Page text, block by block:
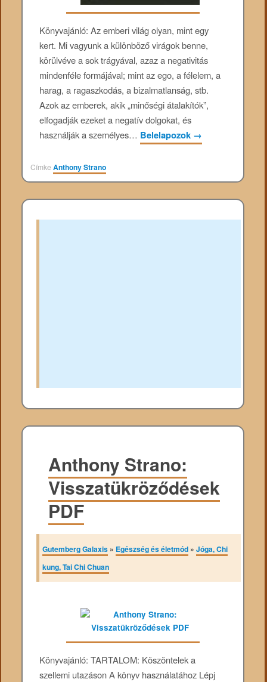
Könyvajánló: Az emberi világ olyan, mint egy
kert. Mi vagyunk a különböző virágok benne,
körülvéve a sok trágyával, azaz a negativitás
mindenféle formájával; mint az ego, a félelem, a
harag, a ragaszkodás, a bizalmatlanság, stb.
Azok az emberek, akik „minőségi átalakítók”,
elfogadják ezeket a negatív dolgokat, és
használják a személyes… Belelapozok →
CímkeAnthony Strano
Anthony Strano:
Visszatükröződések
PDF
Gutemberg Galaxis » Egészség és életmód »Jóga, Chi
kung, Tai Chi Chuan
Könyvajánló: TARTALOM: Köszöntelek a
szellemi utazáson A könyv használatához Lépj